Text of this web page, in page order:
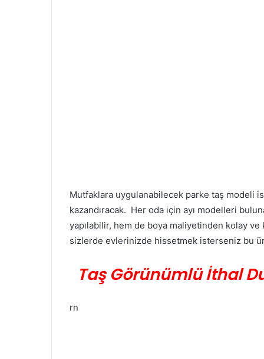
Mutfaklara uygulanabilecek parke taş modeli
kazandıracak. Her oda için ayı modelleri
yapılabilir, hem de boya maliyetinden kolay
sizlerde evlerinizde hissetmek isterseniz bu
Taş Görünümlü İthal
rn